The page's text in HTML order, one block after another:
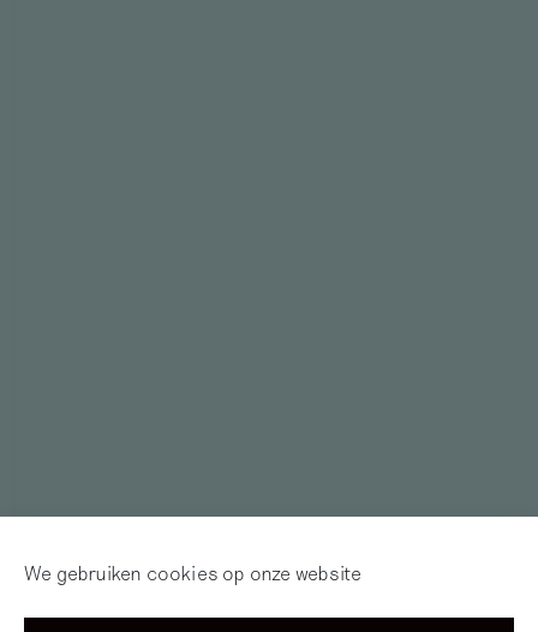
We gebruiken cookies op onze website